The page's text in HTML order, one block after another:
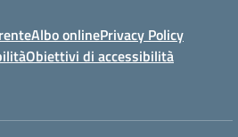
Albo onlinePrivacy Policy
Obiettivi di accessibilità